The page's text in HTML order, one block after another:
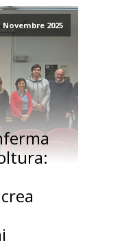
Novembre 2025